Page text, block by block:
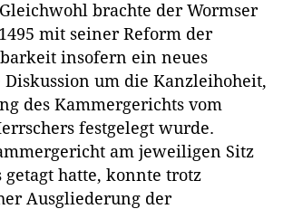
Gleichwohl brachte der Wormser
mit seiner Reform der
insofern ein neues
um die Kanzleihoheit,
des Kammergerichts vom
festgelegt wurde.
am jeweiligen Sitz
getagt hatte, konnte trotz
Ausgliederung der